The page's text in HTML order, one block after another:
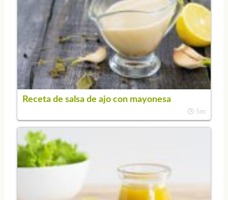
Receta de salsa de ajo con mayonesa
5m